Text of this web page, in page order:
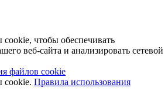
чтобы обеспечивать
веб-сайта и анализировать сетевой
файлов cookie
cookie. Правила использования